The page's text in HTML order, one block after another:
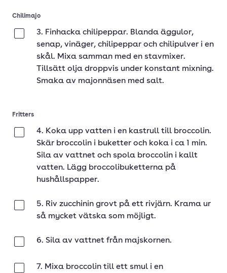
Chilimajo
3. Finhacka chilipeppar. Blanda äggulor,
senap, vinäger, chilipeppar och chilipulver i en
skål. Mixa samman med en stavmixer.
Tillsätt olja droppvis under konstant mixning.
Smaka av majonnäsen med salt.
Fritters
4. Koka upp vatten i en kastrull till broccolin.
Skär broccolin i buketter och koka i ca 1 min.
Sila av vattnet och spola broccolin i kallt
vatten. Lägg broccolibuketterna på
hushållspapper.
5. Riv zucchinin grovt på ett rivjärn. Krama ur
så mycket vätska som möjligt.
6. Sila av vattnet från majskornen.
7. Mixa broccolin till ett smul i en